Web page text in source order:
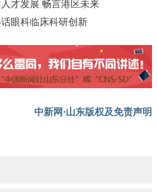
才发展 畅言港区未来
眼科临床科研创新
中新网·山东版权及免责声明